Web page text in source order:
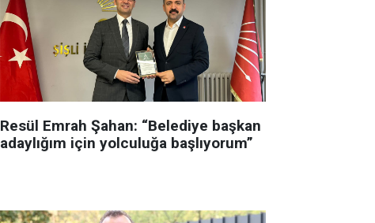
Resül Emrah Şahan: “Belediye başkan
adaylığım için yolculuğa başlıyorum”